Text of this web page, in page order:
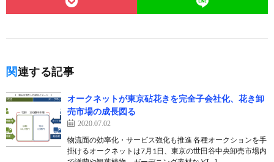
関連する記事
オークネットが東京砧花きを完全子会社化、花き卸
売市場の成長図る
2020.07.02
物流面の効率化・サービス強化も推進 各種オークションを手
掛けるオークネットは7月1日、東京の世田谷中央卸売市場内